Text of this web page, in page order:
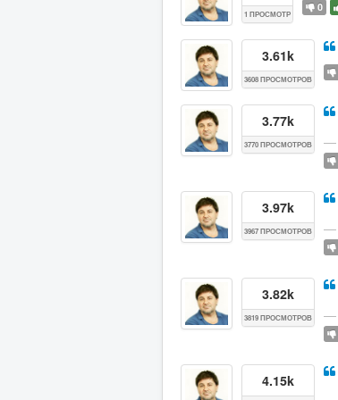
1 ПРОСМОТР
0
3.61k
3608 ПРОСМОТРОВ
3.77k
3770 ПРОСМОТРОВ
3.97k
3967 ПРОСМОТРОВ
3.82k
3819 ПРОСМОТРОВ
4.15k